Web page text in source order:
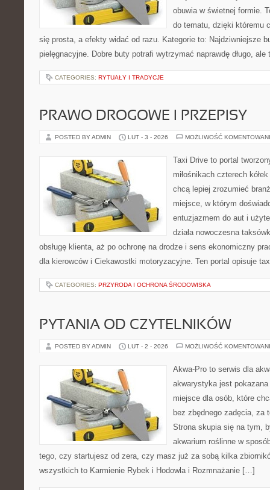
obuwia w świetnej formie.
do tematu, dzięki któremu
się prosta, a efekty widać od razu. Kategorie to: Najdziwniejsze
pielęgnacyjne. Dobre buty potrafi wytrzymać naprawdę długo,
CATEGORIES: RYTUAŁY I TRADYCJE
PRAWO DROGOWE I PRZEPISY
POSTED BY ADMIN LUT - 3 - 2026 MOŻLIWOŚĆ
Taxi Drive to portal
miłośnikach czterech
chcą lepiej zrozumieć
miejsce, w którym
entuzjazmem do aut i
działa nowoczesna
obsługę klienta, aż po ochronę na drodze i sens ekonomiczny
dla kierowców i Ciekawostki motoryzacyjne. Ten portal opisuje
CATEGORIES: PRZYRODA I OCHRONA ŚRODOWISKA
PYTANIA OD CZYTELNIKÓW
POSTED BY ADMIN LUT - 2 - 2026 MOŻLIWOŚĆ
Akwa-Pro to serwis dla
akwarystyka jest
miejsce dla osób, które
bez zbędnego zadęcia, za
Strona skupia się na tym,
akwarium roślinne w
tego, czy startujesz od zera, czy masz już za sobą kilka
wszystkich to Karmienie Rybek i Hodowla i Rozmnażanie […]